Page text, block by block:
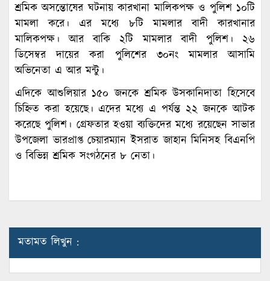
শ্রমিক অসন্তোষের ঘটনায় কারখানা মালিকপক্ষ ও পুলিশ ১০টি
মামলা করে। এর মধ্যে ৮টি মামলার বাদী কারখানার
মালিকপক্ষ। আর বাকি ২টি মামলার বাদী পুলিশ। ২৬
ডিসেম্বর দায়ের করা পুলিশের ৩০নং মামলার আসামি
অভিনেতা এ আর মন্টু।
এদিকে আশুলিয়ার ১৫০ জনকে শ্রমিক উসকানিদাতা হিসেবে
চিহ্নিত করা হয়েছে। এদের মধ্যে এ পর্যন্ত ২২ জনকে আটক
করেছে পুলিশ। গ্রেফতার হওয়া ব্যক্তিদের মধ্যে রয়েছেন সাভার
উপজেলা ভারপ্রাপ্ত চেয়ারম্যান ইসরাত জাহান মিনিসহ বিএনপি
ও বিভিন্ন শ্রমিক সংগঠনের ৮ নেতা।
মতামত লিখুন :